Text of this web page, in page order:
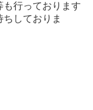
行っております
しておりま